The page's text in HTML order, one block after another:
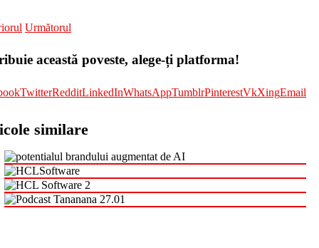
Următorul
această poveste, alege-ți platforma!
TwitterRedditLinkedInWhatsAppTumblrPinterestVkXingEmail
similare